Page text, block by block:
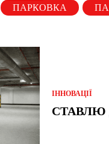
ПАРКОВКА
ІННОВАЦІЇ
СТАВЛЮ